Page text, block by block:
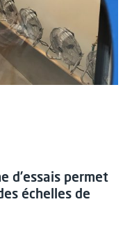
d’essais permet
échelles de